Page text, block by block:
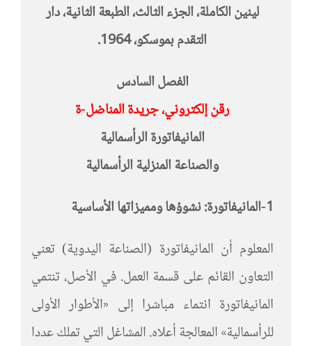
لينين الكاملة، الجزء الثالث، الطبعة الثانية، دار
التقدم بموسكو، 1964.
الفصل السادس
رقن إلكتروني، جريدة المناضل-ة
المانيفاتورة الرأسمالية
والصناعة المنزلية الرأسمالية
1-المانيفاتورة: نشوؤها ومميزاتها الأساسية
المعلوم أن المانيفاتورة (الصناعة اليدوية) تعني
التعاون القائم على قسمة العمل. في الأصل، تنتمي
المانيفاتورة انتماء مباشرا إلى «الأطوار الأولى
للرأسمالية» المعالجة أعلاه. المشاغل التي تملك عددا